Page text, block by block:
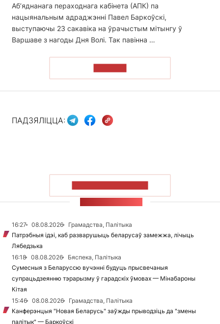
Аб’яднанага пераходнага кабінета (АПК) па
нацыянальным адраджэнні Павел Баркоўскі,
выступаючы 23 сакавіка на ўрачыстым мітынгу ў
Варшаве з нагоды Дня Волі. Так павінна …
ПАДЗЯЛІЦЦА:
16:27 08.08.2026
Грамадства, Палітыка
Патрэбныя ідэі, каб разварушыць беларусаў замежжа, лічыць
Лябедзька
16:18
08.08.2026
Бяспека, Палітыка
Сумесныя з Беларуссю вучэнні будуць прысвечаныя
супрацьдзеянню тэрарызму ў гарадскіх ўмовах — Мінабароны
Кітая
15:46
08.08.2026
Грамадства, Палітыка
Канферэнцыя "Новая Беларусь" заўжды прыводзіць да "змены
палітык" — Баркоўскі